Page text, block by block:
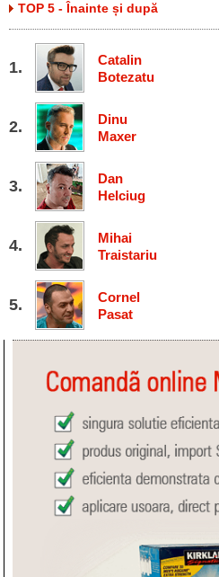
TOP 5 - Înainte și după
Catalin
Botezatu
Dinu
Maxer
Dan
Helciug
Mihai
Traistariu
Cornel
Pasat